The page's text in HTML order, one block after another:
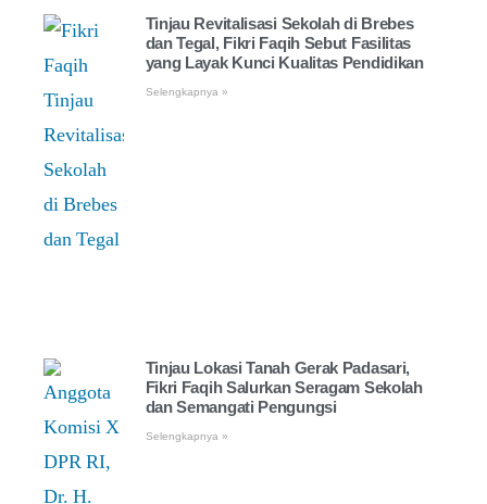
Tinjau Revitalisasi Sekolah di Brebes
dan Tegal, Fikri Faqih Sebut Fasilitas
yang Layak Kunci Kualitas Pendidikan
Selengkapnya »
Tinjau Lokasi Tanah Gerak Padasari,
Fikri Faqih Salurkan Seragam Sekolah
dan Semangati Pengungsi
Selengkapnya »